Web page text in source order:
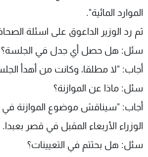
الموارد المائية".
ثم رد الوزير الداعوق على اسئلة
سئل: هل حصل أي جدل في الجلسة؟
أجاب: "لا مطلقا، وكانت من أهدأ
سئل: ماذا عن الموازنة؟
أجاب: "سيناقش موضوع الموازنة
الوزراء الأربعاء المقبل في قصر بعبدا.
سئل: هل بحثتم في التعيينات؟